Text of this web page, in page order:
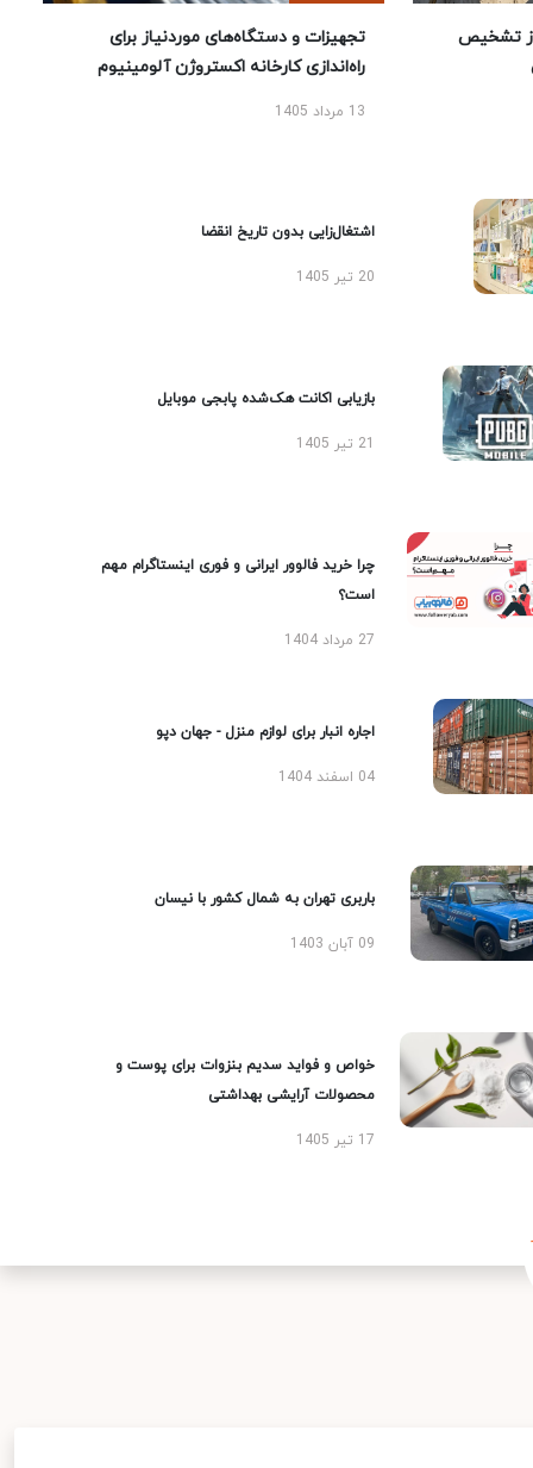
تشخیص
تجهیزات و دستگاه‌های موردنیاز برای
راه‌اندازی کارخانه اکستروژن آلومینیوم
13 مرداد 1405
اشتغال‌زایی بدون تاریخ انقضا
20 تیر 1405
بازیابی اکانت هک‌شده پابجی موبایل
چرا خرید فالوور ایرانی و فوری اینستاگرام مهم
است؟
27 مرداد 1404
اجاره انبار برای لوازم منزل - جهان دپو
04 اسفند 1404
باربری تهران به شمال کشور با نیسان
09 آبان 1403
خواص و فواید سدیم بنزوات برای پوست و
محصولات آرایشی بهداشتی
17 تیر 1405